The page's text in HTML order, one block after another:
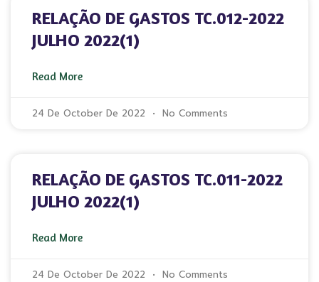
RELAÇÃO DE GASTOS TC.012-2022
JULHO 2022(1)
Read More
24 De October De 2022 No Comments
RELAÇÃO DE GASTOS TC.011-2022
JULHO 2022(1)
Read More
24 De October De 2022 No Comments